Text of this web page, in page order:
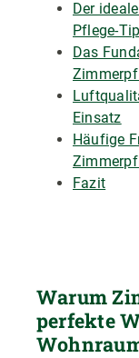
Der
Pflege-
Das
Einsatz
Häufige
Fazit
Warum
perfekte